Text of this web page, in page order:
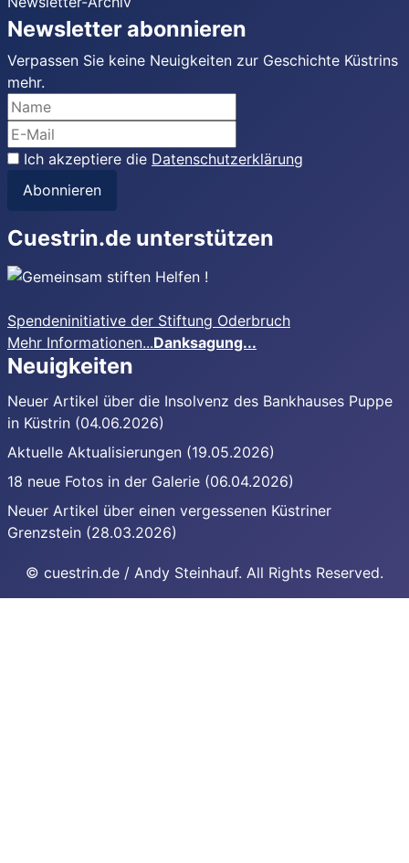
Newsletter abonnieren
Verpassen Sie keine Neuigkeiten zur Geschichte Küstrins
mehr.
Ich akzeptiere die Datenschutzerklärung
Abonnieren
Cuestrin.de unterstützen
Spendeninitiative der Stiftung Oderbruch
Mehr Informationen...Danksagung...
Neuigkeiten
Neuer Artikel über die Insolvenz des Bankhauses Puppe
in Küstrin (04.06.2026)
Aktuelle Aktualisierungen (19.05.2026)
18 neue Fotos in der Galerie (06.04.2026)
Neuer Artikel über einen vergessenen Küstriner
Grenzstein (28.03.2026)
© cuestrin.de / Andy Steinhauf. All Rights Reserved.